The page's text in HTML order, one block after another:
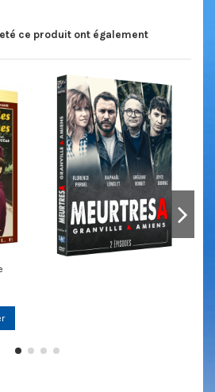
ce produit ont également